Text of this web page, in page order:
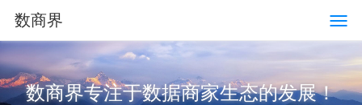
数商界
数商界专注于数据商家生态的发展！